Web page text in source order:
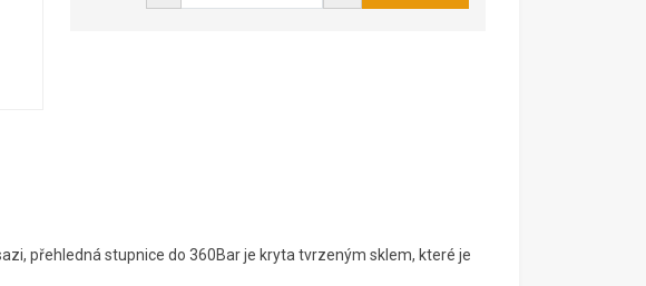
přehledná stupnice do 360Bar je kryta tvrzeným sklem, které je